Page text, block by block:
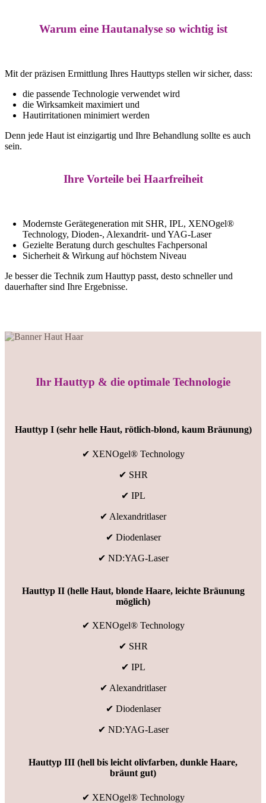
Warum eine Hautanalyse so wichtig ist
Mit der präzisen Ermittlung Ihres Hauttyps stellen wir sicher, dass:
die passende Technologie verwendet wird
die Wirksamkeit maximiert und
Hautirritationen minimiert werden
Denn jede Haut ist einzigartig und Ihre Behandlung sollte es auch
sein.
Ihre Vorteile bei Haarfreiheit
Modernste Gerätegeneration mit SHR, IPL, XENOgel®
Technology, Dioden-, Alexandrit- und YAG-Laser
Gezielte Beratung durch geschultes Fachpersonal
Sicherheit & Wirkung auf höchstem Niveau
Je besser die Technik zum Hauttyp passt, desto schneller und
dauerhafter sind Ihre Ergebnisse.
Ihr Hauttyp & die optimale Technologie
Hauttyp I (sehr helle Haut, rötlich-blond, kaum Bräunung)
✔ XENOgel® Technology
✔ SHR
✔ IPL
✔ Alexandritlaser
✔ Diodenlaser
✔ ND:YAG-Laser
Hauttyp II (helle Haut, blonde Haare, leichte Bräunung
möglich)
✔ XENOgel® Technology
✔ SHR
✔ IPL
✔ Alexandritlaser
✔ Diodenlaser
✔ ND:YAG-Laser
Hauttyp III (hell bis leicht olivfarben, dunkle Haare,
bräunt gut)
✔ XENOgel® Technology